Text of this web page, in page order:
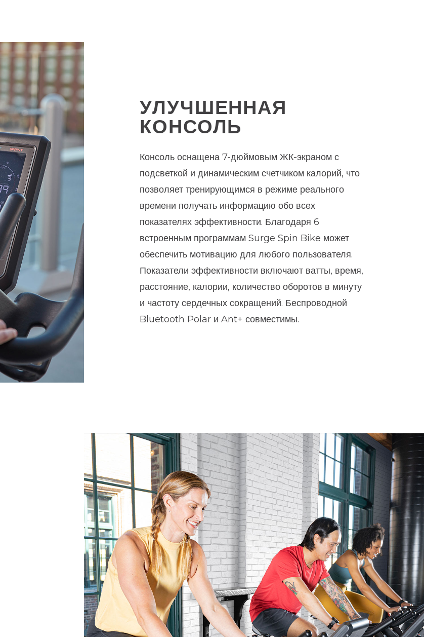
УЛУЧШЕННАЯ
КОНСОЛЬ
Консоль оснащена 7-дюймовым ЖК-экраном с
подсветкой и динамическим счетчиком калорий, что
позволяет тренирующимся в режиме реального
времени получать информацию обо всех
показателях эффективности. Благодаря 6
встроенным программам Surge Spin Bike может
обеспечить мотивацию для любого пользователя.
Показатели эффективности включают ватты, время,
расстояние, калории, количество оборотов в минуту
и частоту сердечных сокращений. Беспроводной
Bluetooth Polar и Ant+ совместимы.